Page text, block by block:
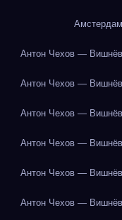
Амстердам
Антон Чехов —
Антон Чехов —
Антон Чехов —
Антон Чехов —
Антон Чехов —
Антон Чехов —